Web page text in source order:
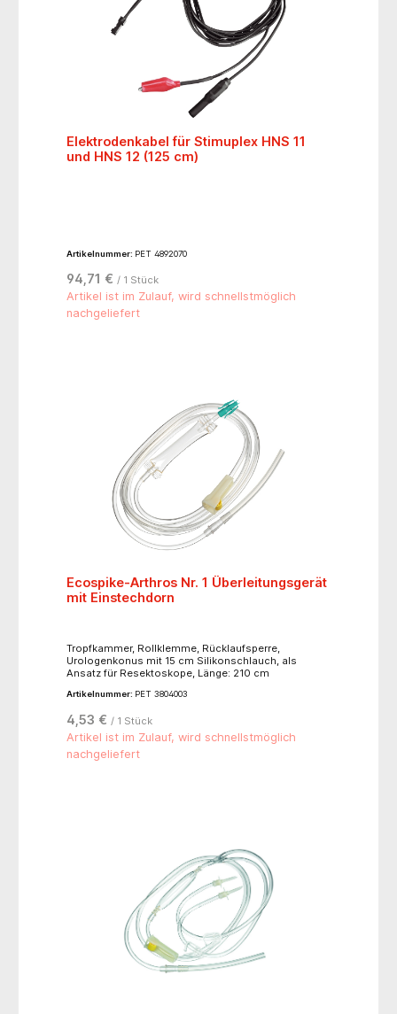
Elektrodenkabel für Stimuplex HNS 11
und HNS 12 (125 cm)
Artikelnummer: PET 4892070
94,71 € / 1 Stück
Artikel ist im Zulauf, wird schnellstmöglich
nachgeliefert
Ecospike-Arthros Nr. 1 Überleitungsgerät
mit Einstechdorn
Tropfkammer, Rollklemme, Rücklaufsperre,
Urologenkonus mit 15 cm Silikonschlauch, als
Ansatz für Resektoskope, Länge: 210 cm
Artikelnummer: PET 3804003
4,53 € / 1 Stück
Artikel ist im Zulauf, wird schnellstmöglich
nachgeliefert